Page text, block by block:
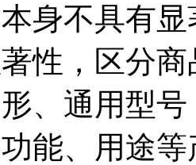
身不具有
性，区分
、通用型
能、用途